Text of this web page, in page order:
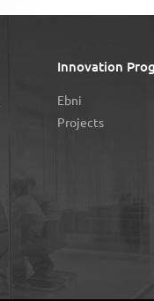
Innovation
Ebni
Projects